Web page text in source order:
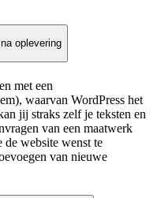
oplevering
met een
waarvan WordPress het
jij straks zelf je teksten en
van een maatwerk
de website wenst te
van nieuwe